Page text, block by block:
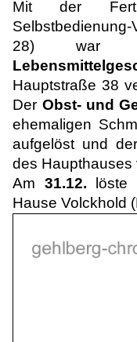
Mit der
28) war
Hauptstraße 38
Der Obst- und
ehemaligen
aufgelöst und
des Haupthauses
Am 31.12. löste
Hause Volckhold